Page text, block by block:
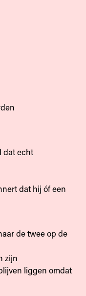
dat echt
dat hij óf een
de twee op de
zijn
liggen omdat